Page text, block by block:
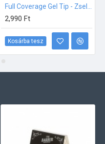
2,990 Ft
Kosárba tesz